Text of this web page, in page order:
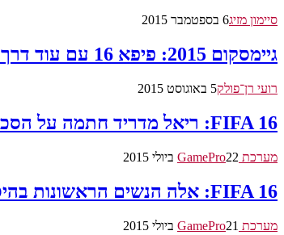
סיימון מזיג6 בספטמבר 2015
גיימסקום 2015: פיפא 16 עם עוד דרך לשחק ב-Ultimate Team
רועי רן־פולק5 באוגוסט 2015
FIFA 16: ריאל מדריד חתמה על הסכם שותפות אקלוסיבי עם EA
מערכת GamePro 22 ביולי 2015
FIFA 16: אלה הנשים הראשונות בהיסטוריה שיככבו על עטיפת פיפא
מערכת GamePro 21 ביולי 2015